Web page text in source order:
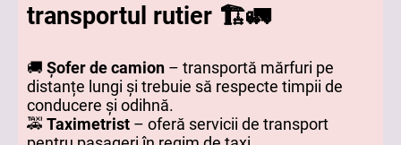
transportul rutier 🏗️🚛
🚚 Șofer de camion – transportă mărfuri pe
distanțe lungi și trebuie să respecte timpii de
conducere și odihnă.
🚕 Taximetrist – oferă servicii de transport